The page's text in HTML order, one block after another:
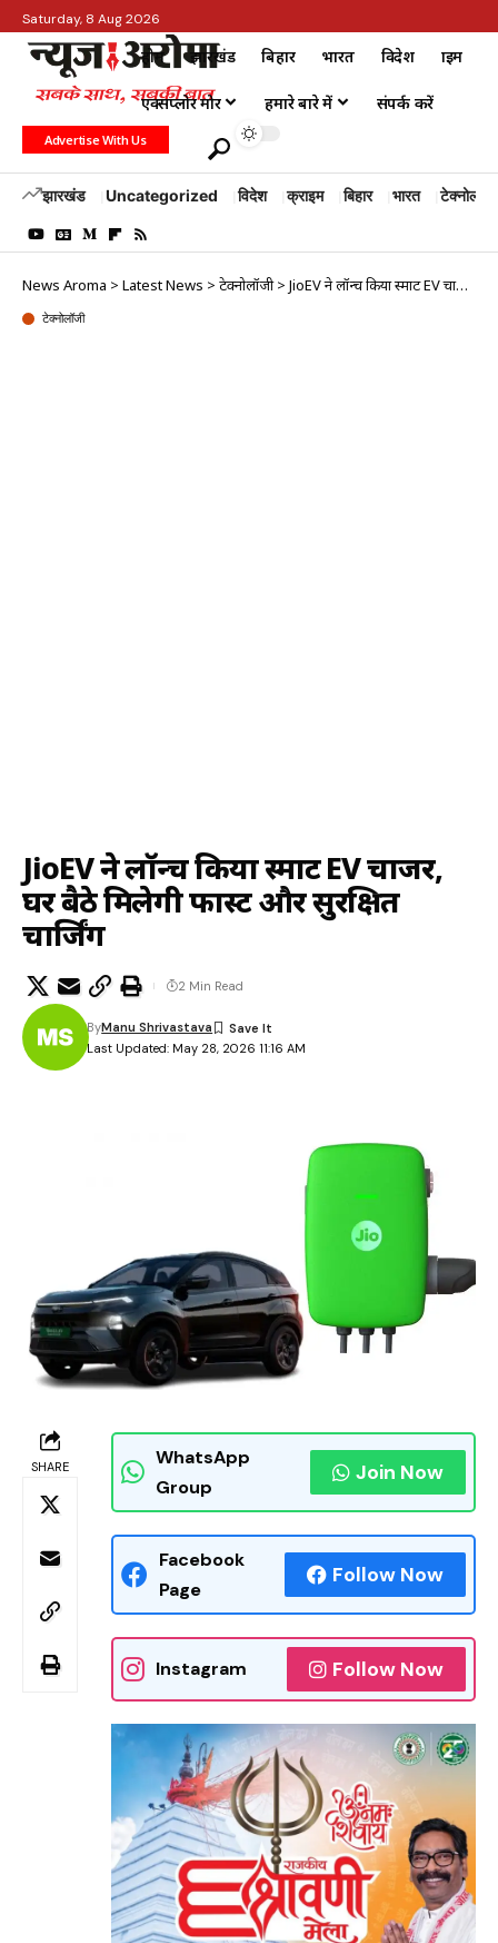
Saturday, 8 Aug 2026
होम झारखंड बिहार भारत विदेश क्राइम
एक्सप्लोर मोर हमारे बारे में संपर्क करें
Advertise With Us
झारखंड Uncategorized विदेश क्राइम बिहार भारत टेक्नोलॉजी
News Aroma > Latest News > टेक्नोलॉजी> JioEV ने लॉन्च किया स्मार्ट EV चार्जर, घर बैठे मिलेगी फास्ट और सुरक्षित चार्जिंग
टेक्नोलॉजी
JioEV ने लॉन्च किया स्मार्ट EV चार्जर,
घर बैठे मिलेगी फास्ट और सुरक्षित
चार्जिंग
Last Updated: May 28, 2026 11:16 AM
ByManu Shrivastava
2 Min Read
SHARE
WhatsApp
Group
Join Now
Facebook
Page
Follow Now
Instagram Follow Now